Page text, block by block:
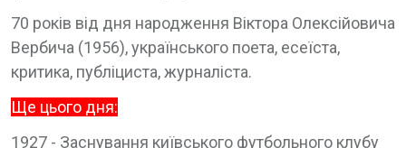
70 років від дня народження Віктора Олексійовича
Вербича (1956), українського поета, есеїста,
критика, публіциста, журналіста.
Ще цього дня:
1927 - Заснування київського футбольного клубу